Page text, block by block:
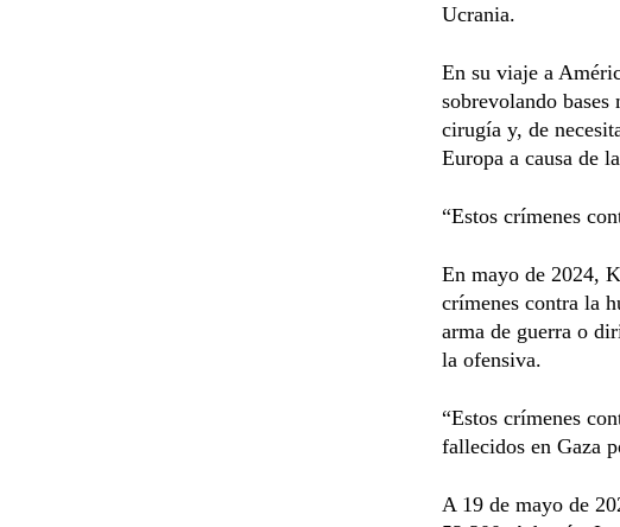
Ucrania.
En su viaje a
sobrevolando bases
cirugía y, de
Europa a causa de
“Estos crímenes
En mayo de 2024,
crímenes contra la
arma de guerra o
la ofensiva.
“Estos crímenes
fallecidos en Gaza
A 19 de mayo de